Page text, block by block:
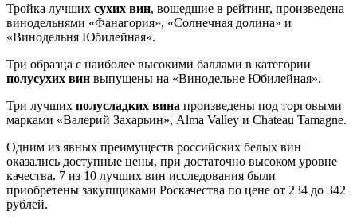
Тройка лучших сухих вин, вошедшие в рейтинг, произведена
винодельнями «Фанагория», «Солнечная долина» и
«Винодельня Юбилейная».
Три образца с наиболее высокими баллами в категории
полусухих вин выпущены на «Винодельне Юбилейная».
Три лучших полусладких вина произведены под торговыми
марками «Валерий Захарьин», Alma Valley и Chateau Tamagne.
Одним из явных преимуществ российских белых вин
оказались доступные цены, при достаточно высоком уровне
качества. 7 из 10 лучших вин исследования были
приобретены закупщиками Роскачества по цене от 234 до 342
рублей.